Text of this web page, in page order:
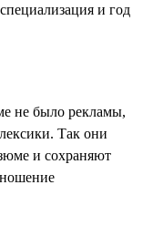
и год
не было рекламы,
Так они
и сохраняют